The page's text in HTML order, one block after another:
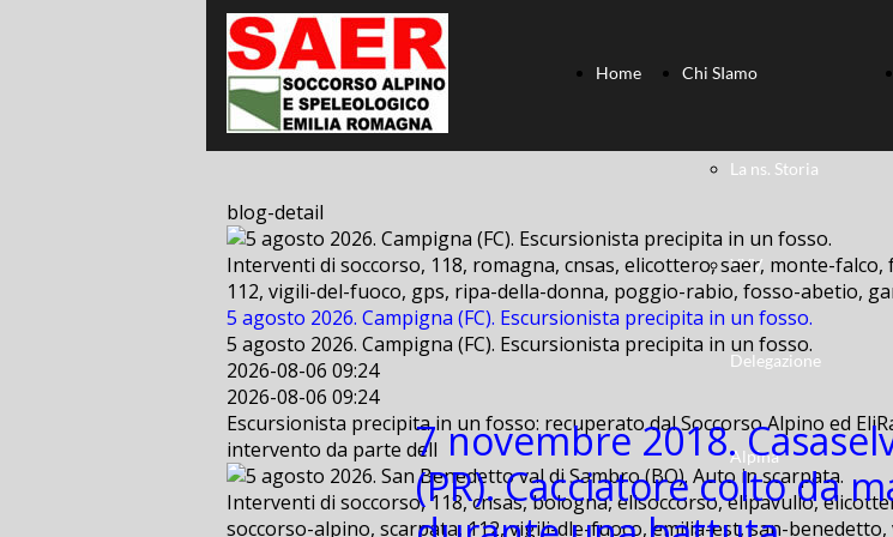
Home Chi SIamo
La ns. Storia
XXV
Delegazione
Alpina
blog-detail
Interventi di soccorso, 118, romagna, cnsas, elicottero, saer, monte-
112, vigili-del-fuoco, gps, ripa-della-donna, poggio-rabio, fosso-abetio,
5 agosto 2026. Campigna (FC). Escursionista precipita in un fosso.
5 agosto 2026. Campigna (FC). Escursionista precipita in un fosso.
2026-08-06 09:24
2026-08-06 09:24
Escursionista precipita in un fosso: recuperato dal Soccorso Alpino ed
intervento da parte dell
Interventi di soccorso, 118, cnsas, bologna, elisoccorso, elipavullo,
soccorso-alpino, scarpata, 112, vigili-dle-fuoco, emilia-est, san-
7 novembre 2018.
(PR). Cacciatore colto da